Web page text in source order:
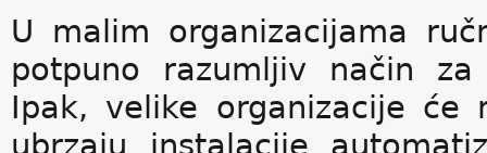
U malim organizacijama
potpuno razumljiv način
Ipak, velike organizacije će
ubrzaju instalacije